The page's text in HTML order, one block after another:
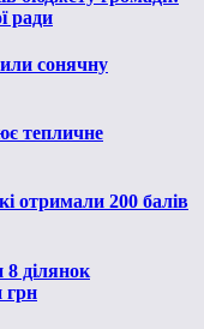
ради
сонячну
тепличне
отримали 200 балів
ділянок
грн